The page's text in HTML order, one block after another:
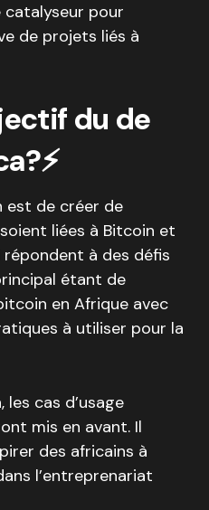
catalyseur pour
de projets liés à
du de
est de créer de
liées à Bitcoin et
répondent à des défis
étant de
en Afrique avec
à utiliser pour la
cas d’usage
mis en avant. Il
des africains à
l’entreprenariat